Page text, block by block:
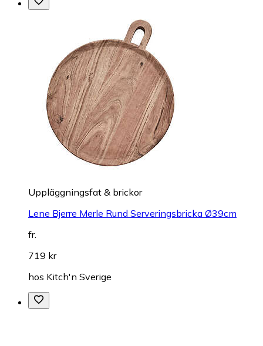
Uppläggningsfat & brickor
Lene Bjerre Merle Rund Serveringsbricka Ø39cm
fr.
719 kr
hos Kitch'n Sverige